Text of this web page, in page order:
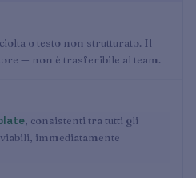
o testo non strutturato. Il
— non è trasferibile al team.
, consistenti tra tutti gli
immediatamente